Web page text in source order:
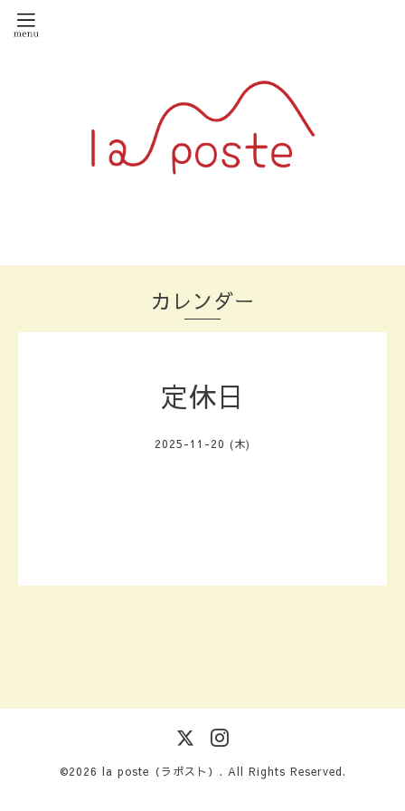
カレンダー
定休日
2025-11-20 (木)
©2026 la poste（ラポスト） . All Rights Reserved.